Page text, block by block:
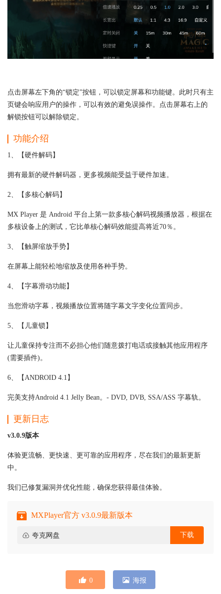
点击屏幕左下角的“锁定”按钮，可以锁定屏幕和功能键。此时只有主
页键会响应用户的操作，可以有效的避免误操作。点击屏幕右上的
解锁按钮可以解除锁定。
功能介绍
1、【硬件解码】
拥有最新的硬件解码器，更多视频能受益于硬件加速。
2、【多核心解码】
MX Player 是 Android 平台上第一款多核心解码视频播放器，根据在
多核设备上的测试，它比单核心解码效能提高将近70％。
3、【触屏缩放手势】
在屏幕上能轻松地缩放及使用各种手势。
4、【字幕滑动功能】
当您滑动字幕，视频播放位置将随字幕文字变化位置同步。
5、【儿童锁】
让儿童保持专注而不必担心他们随意拨打电话或接触其他应用程序
(需要插件)。
6、【ANDROID 4.1】
完美支持Android 4.1 Jelly Bean。- DVD, DVB, SSA/ASS 字幕轨。
更新日志
v3.0.9版本
体验更流畅、更快速、更可靠的应用程序，尽在我们的最新更新
中。
我们已修复漏洞并优化性能，确保您获得最佳体验。
MXPlayer官方 v3.0.9最新版本
夸克网盘 下载
0 海报